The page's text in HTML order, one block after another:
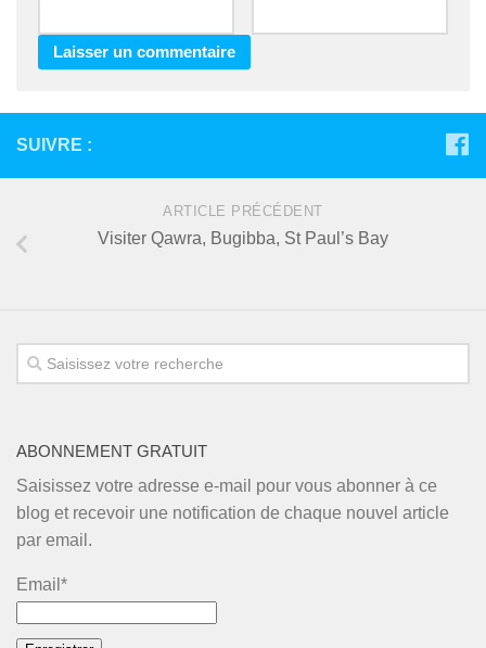
SUIVRE :
ARTICLE PRÉCÉDENT
Visiter Qawra, Bugibba, St Paul’s Bay
ABONNEMENT GRATUIT
Saisissez votre adresse e-mail pour vous abonner à ce
blog et recevoir une notification de chaque nouvel article
par email.
Email*